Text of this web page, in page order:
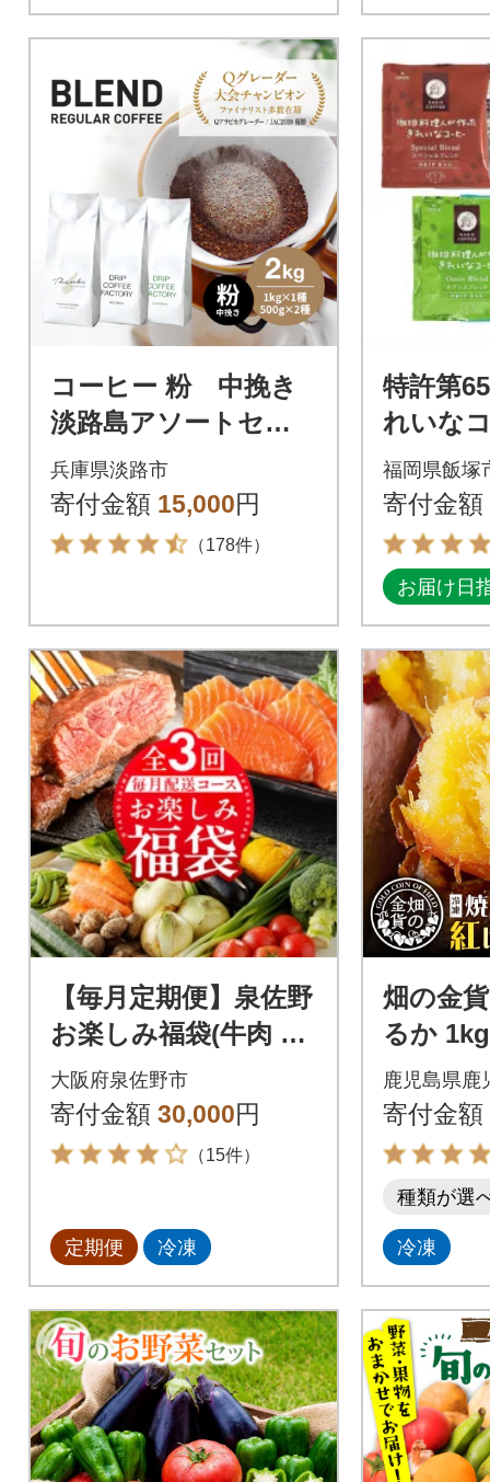
コーヒー 粉 中挽き
淡路島アソートセッ
ト 3種 2kg(500g×計
4袋) at14504
兵庫県淡路市
寄付金額 15,000円
（178件）
特許第
れいな
リップ
ト(合計
福岡県飯塚
寄付金額
お届け日
【毎月定期便】泉佐野
お楽しみ福袋(牛肉 ス
テーキ 海鮮 サーモン
野菜)全3回
大阪府泉佐野市
寄付金額 30,000円
（15件）
定期便 冷凍
畑の金
るか
01
鹿児島県鹿
寄付金額
種類が選
冷凍